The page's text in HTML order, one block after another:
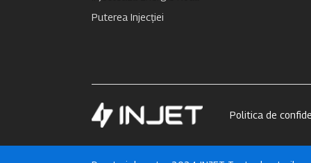
Puterea Injecției
Politica de